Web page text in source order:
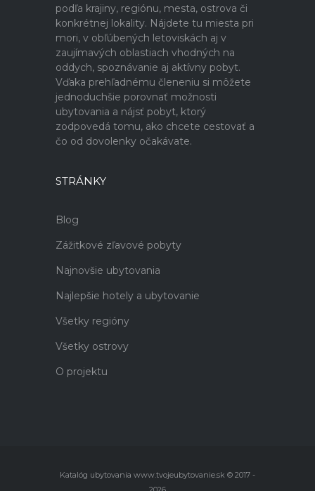
podľa krajiny, regiónu, mesta, ostrova či
konkrétnej lokality. Nájdete tu miesta pri
mori, v obľúbených letoviskách aj v
zaujímavých oblastiach vhodných na
oddych, spoznávanie aj aktívny pobyt.
Vďaka prehľadnému členeniu si môžete
jednoduchšie porovnať možnosti
ubytovania a nájsť pobyt, ktorý
zodpovedá tomu, ako chcete cestovať a
čo od dovolenky očakávate.
STRÁNKY
Blog
Zážitkové zľavové pobyty
Najnovšie ubytovania
Najlepšie hotely a ubytovanie
Všetky regióny
Všetky ostrovy
O projektu
Katalóg ubytovania www.tvojeubytovanie.sk © 2017 -